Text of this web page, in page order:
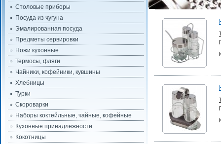
Столовые приборы
Посуда из чугуна
Эмалированная посуда
Предметы сервировки
Ножи кухонные
Термосы, фляги
Чайники, кофейники, кувшины
Хлебницы
Турки
Скороварки
Наборы коктейльные, чайные, кофейные
Кухонные принадлежности
Кокотницы